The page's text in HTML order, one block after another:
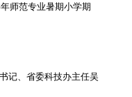
师范专业暑期小学期
记、省委科技办主任吴